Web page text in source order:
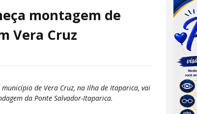
montagem de
Vera Cruz
de Vera Cruz, na Ilha de Itaparica, vai
da Ponte Salvador-Itaparica.